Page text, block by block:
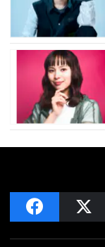
facebook